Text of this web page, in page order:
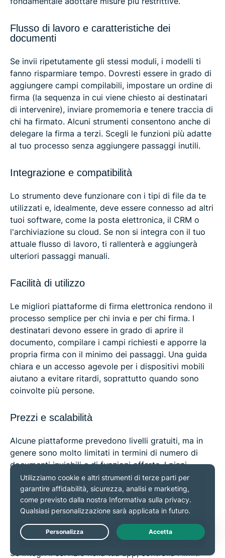
Flusso di lavoro e caratteristiche dei
documenti
Se invii ripetutamente gli stessi moduli, i modelli ti
fanno risparmiare tempo. Dovresti essere in grado di
aggiungere campi compilabili, impostare un ordine di
firma (la sequenza in cui viene chiesto ai destinatari
di intervenire), inviare promemoria e tenere traccia di
chi ha firmato. Alcuni strumenti consentono anche di
delegare la firma a terzi. Scegli le funzioni più adatte
al tuo processo senza aggiungere passaggi inutili.
Integrazione e compatibilità
Lo strumento deve funzionare con i tipi di file da te
utilizzati e, idealmente, deve essere connesso ad altri
tuoi software, come la posta elettronica, il CRM o
l'archiviazione su cloud. Se non si integra con il tuo
attuale flusso di lavoro, ti rallenterà e aggiungerà
ulteriori passaggi manuali.
Facilità di utilizzo
Le migliori piattaforme di firma elettronica rendono il
processo semplice per chi invia e per chi firma. I
destinatari devono essere in grado di aprire il
documento, compilare i campi richiesti e apporre la
propria firma con il minimo dei passaggi. Una guida
chiara e un accesso agevole per i dispositivi mobili
aiutano a evitare ritardi, soprattutto quando sono
coinvolte più persone.
Prezzi e scalabilità
Alcune piattaforme prevedono livelli gratuiti, ma in
genere sono molto limitati in termini di numero di
documenti inviabili e di funzioni offerte. I piani
aziendali sono un'opzione migliore per l'impiego
regolare e di solito costano circa 15-40 euro al mese
per utente. Presta attenzione ai limiti sul numero di
documenti e ai costi aggiuntivi, come la distribuzione
tramite SMS o la verifica dell'identità del destinatario.
Se integri il servizio nella tua app, controlla i limiti
Live Chat